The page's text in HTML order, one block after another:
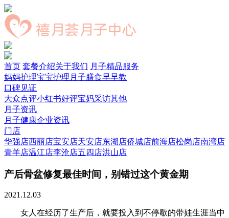
首页 套餐介绍关于我们 月子精品服务
妈妈护理宝宝护理 月子膳食早早教
口碑见证
大众点评小红书好评宝妈采访其他
月子资讯
月子健康企业资讯
门店
华强店西丽店宝安店天安店东湖店侨城店前海店松岗店南湾店
青羊店温江店李沧店五四店洪山店
产后骨盆修复最佳时间，别错过这个黄金期
2021.12.03
女人在经历了生产后，就要投入到不停歇的带娃生涯当中